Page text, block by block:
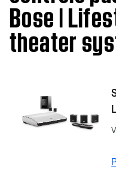
Bose |
theater